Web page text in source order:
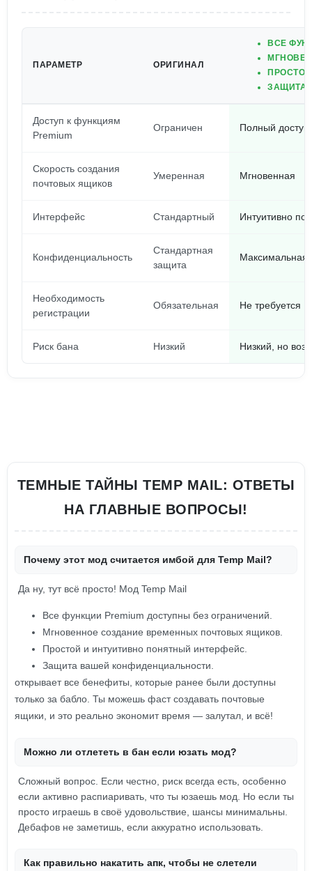
ПАРАМЕТР ОРИГИНАЛ
ВСЕ
ЗАЩИТА
Доступ к функциям
Premium
Ограничен Полный доступ
Скорость создания
почтовых ящиков
Умеренная Мгновенная
Интерфейс Стандартный Интуитивно
Конфиденциальность
Стандартная
защита
Максимальная
Необходимость
регистрации
Обязательная Не требуется
Риск бана Низкий Низкий, но
ТЕМНЫЕ ТАЙНЫ TEMP MAIL: ОТВЕТЫ
НА ГЛАВНЫЕ ВОПРОСЫ!
Почему этот мод считается имбой для Temp Mail?
Да ну, тут всё просто! Мод Temp Mail
Все функции Premium доступны без ограничений.
Мгновенное создание временных почтовых ящиков.
Простой и интуитивно понятный интерфейс.
Защита вашей конфиденциальности.
открывает все бенефиты, которые ранее были доступны
только за бабло. Ты можешь фаст создавать почтовые
ящики, и это реально экономит время — залутал, и всё!
Можно ли отлететь в бан если юзать мод?
Сложный вопрос. Если честно, риск всегда есть, особенно
если активно распиаривать, что ты юзаешь мод. Но если ты
просто играешь в своё удовольствие, шансы минимальны.
Дебафов не заметишь, если аккуратно использовать.
Как правильно накатить апк, чтобы не слетели